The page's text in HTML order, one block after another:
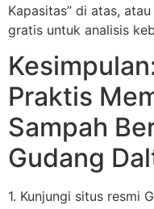
Kapasitas” di atas,
gratis untuk analisis
Praktis
Sampah
Gudang
1. Kunjungi situs resmi